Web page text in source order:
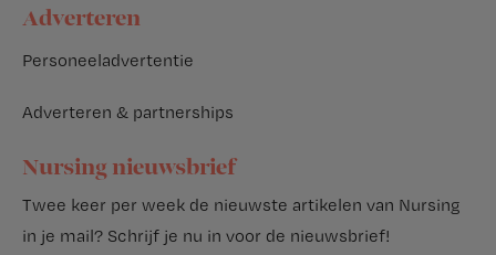
Adverteren
Personeeladvertentie
Adverteren & partnerships
Nursing nieuwsbrief
Twee keer per week de nieuwste artikelen van Nursing
in je mail? Schrijf je nu in voor de nieuwsbrief!